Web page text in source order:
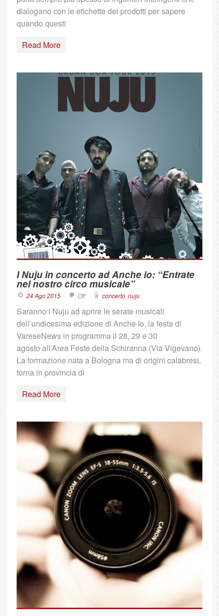
dialogano con le etichette dei prodotti per sapere
quando questi
Read More
I Nuju in concerto ad Anche io: “Entrate
nel nostro circo musicale”
24 Ago 2015 Off concerto, nuju
Saranno i Nuju ad aprire le serate musicali
dell’undicesima edizione di Anche Io, la festa di
VareseNews in programma il 28, 29 e 30
agosto all’Area Feste della Schiranna (Via Vigevano).
La formazione nata a Bologna ma di origini calabresi,
torna in provincia di
Read More